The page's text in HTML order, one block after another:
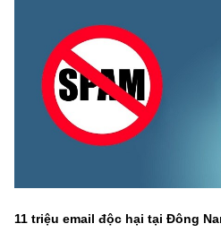
Bưu chính, Viễn thông
Sở hữu trí tuệ
Tiêu chuẩn, đo lường, chất
Tin tổng hợp
Văn bản chỉ đạo điều hành
Lấy ý kiến người dân về dự
THỐNG KÊ
Khoa học và Công nghệ
Đổi mới sáng tạo
Multimedia
THƯ ĐIỆN TỬ
Videos
Infographic
11 triệu email độc hại tại Đông